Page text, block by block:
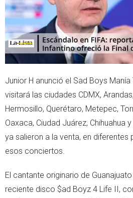
Junior H anunció el Sad Boys
visitará las ciudades CDMX,
Hermosillo, Querétaro, Metepec,
Oaxaca, Ciudad Juárez, Chihuahua
ya salieron a la venta, en diferentes
esos conciertos.
El cantante originario de
reciente disco $ad Boyz 4 Life II,